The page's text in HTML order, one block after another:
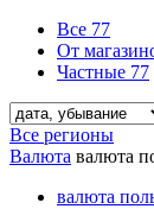
Все 77
От
Частные 77
Все регионы
Валюта валюта
валюта